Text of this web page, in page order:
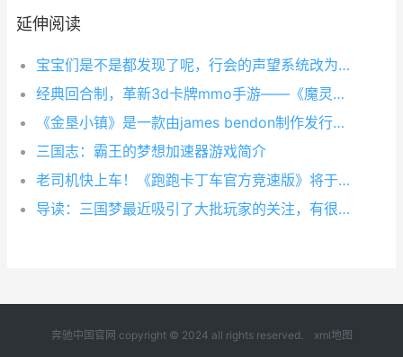
延伸阅读
宝宝们是不是都发现了呢，行会的声望系统改为了高大上的龙脉系统啦！是不是感觉到自己脚踩龙脉，剑指天下的强大战力了呢，赶紧来龙脉吸一口龙气。
经典回合制，革新3d卡牌mmo手游——《魔灵契约》即将开启测试！俗话说得好，工欲善其事必先利其器。今天，小编就为大家介绍《魔灵契约》的装备系统。
《金垦小镇》是一款由james bendon制作发行的模拟经营pc游戏。游戏以澳大利亚荒野内陆为背景，玩家将在热带桉树林、炎热沙漠、凉爽水潭等多样场景中开启新生活。玩家可通过狩猎、采矿、捕鱼、觅食收集
三国志：霸王的梦想加速器游戏简介
老司机快上车！《跑跑卡丁车官方竞速版》将于7月2日正式上线！
导读：三国梦最近吸引了大批玩家的关注，有很多玩家都在找三国梦礼包激活码，想要在游戏中快人一步，那么领取丰富的礼包是每个玩家进入游戏前第一件必做的事情，九游为您提供众多的新手礼包、特权礼包、新服礼包、公
奔驰中国官网 copyright © 2024 all rights reserved. xml地图